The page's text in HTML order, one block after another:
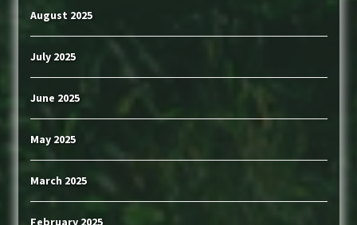
August 2025
July 2025
June 2025
May 2025
March 2025
February 2025